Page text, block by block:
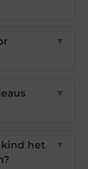
▼
▼
kind het
▼